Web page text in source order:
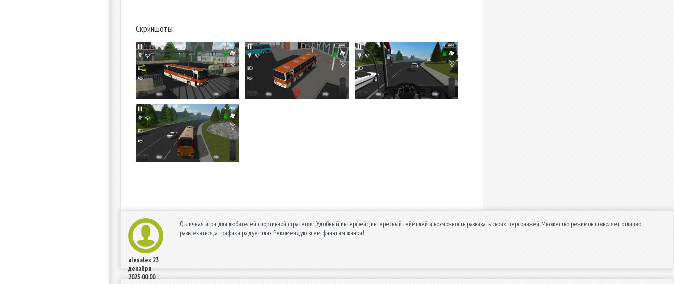
Скриншоты:
alexalex 23
декабря
2025 00:00
Отличная игра для любителей спортивной стратегии! Удобный интерфейс, интересный геймплей и возможность развивать своих персонажей. Множество режимов позволяет отлично
развлекаться, а графика радует глаз. Рекомендую всем фанатам жанра!